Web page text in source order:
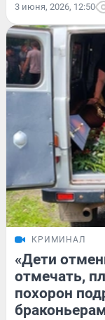
3 июня, 2026, 12:50
КРИМИНАЛ
«Дети
отмечать,
похорон